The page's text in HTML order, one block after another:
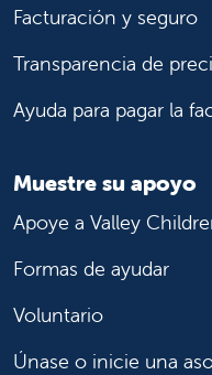
Facturación y seguro
Transparencia de
Ayuda para pagar la
Muestre su apoyo
Apoye a Valley
Formas de ayudar
Voluntario
Únase o inicie una